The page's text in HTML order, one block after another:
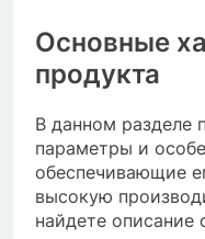
Основные
продукта
В данном разделе
параметры и
обеспечивающие
высокую
найдете описание